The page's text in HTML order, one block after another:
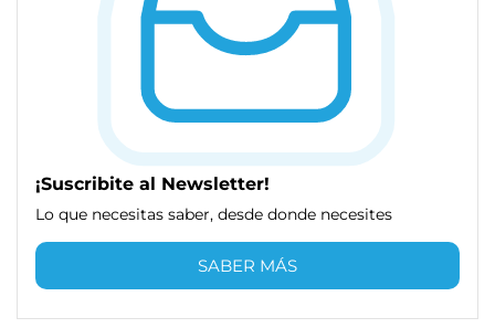
¡Suscribite al Newsletter!
Lo que necesitas saber, desde donde necesites
SABER MÁS